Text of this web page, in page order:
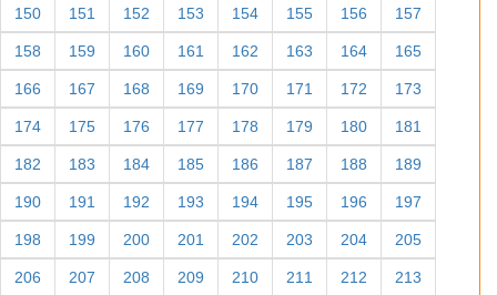
150 151 152 153 154 155 156 157
158 159 160 161 162 163 164 165
166 167 168 169 170 171 172 173
174 175 176 177 178 179 180 181
182 183 184 185 186 187 188 189
190 191 192 193 194 195 196 197
198 199 200 201 202 203 204 205
206 207 208 209 210 211 212 213